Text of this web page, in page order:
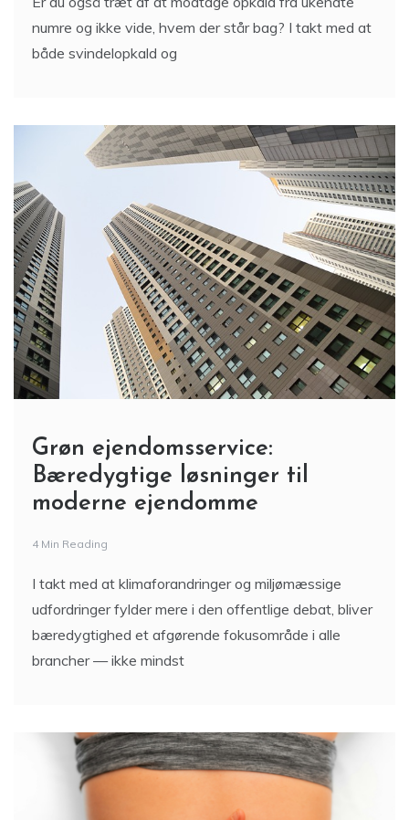
numre og ikke vide, hvem der står bag? I takt med at
både svindelopkald og
Grøn ejendomsservice:
Bæredygtige løsninger til
moderne ejendomme
4 Min Reading
I takt med at klimaforandringer og miljømæssige
udfordringer fylder mere i den offentlige debat, bliver
bæredygtighed et afgørende fokusområde i alle
brancher — ikke mindst